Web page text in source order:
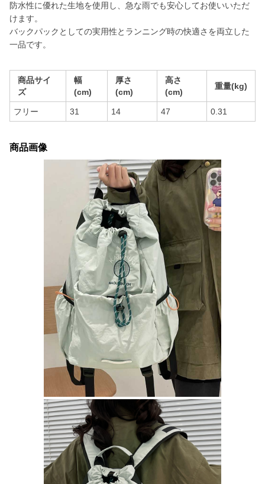
防水性に優れた生地を使用し、急な雨でも安心してお使いいただ
けます。
バックパックとしての実用性とランニング時の快適さを両立した
一品です。
商品サイ
ズ
幅
(cm)
厚さ
(cm)
高さ
(cm)
重量(kg)
フリー 31 14 47 0.31
商品画像